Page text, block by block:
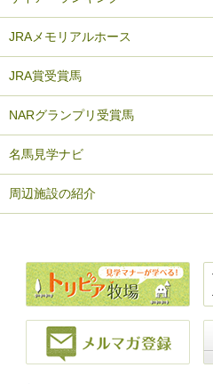
JRAメモリアルホース
JRA賞受賞馬
NARグランプリ受賞馬
名馬見学ナビ
周辺施設の紹介